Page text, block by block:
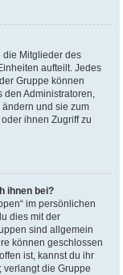
die Mitglieder des
aufteilt. Jedes
Gruppe können
den Administratoren,
und sie zum
ihnen Zugriff zu
ihnen bei?
im persönlichen
dies mit der
sind allgemein
können geschlossen
ist, kannst du ihr
verlangt die Gruppe